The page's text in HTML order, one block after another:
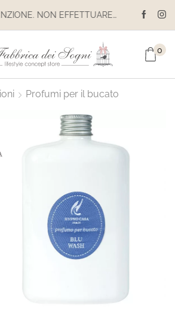
IL SITO È IN MANUTENZIONE. NON EFFETTUARE ACQUISTI. LE SPEDIZIONI SONO SOSPESE
0
Profumi per il bucato